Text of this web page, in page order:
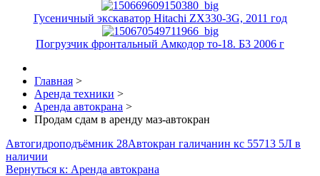
Гусеничный экскаватор Hitachi ZX330-3G, 2011 год
Погрузчик фронтальный Амкодор то-18. Б3 2006 г
Главная >
Аренда техники >
Аренда автокрана >
Продам сдам в аренду маз-автокран
Автогидроподъёмник 28Автокран галичанин кс 55713 5Л в
наличии
Вернуться к: Аренда автокрана